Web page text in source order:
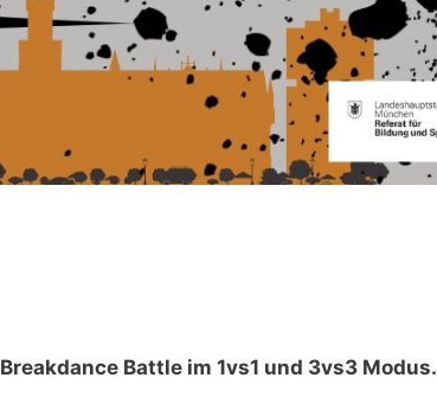
Breakdance Battle im 1vs1 und 3vs3 Modus.